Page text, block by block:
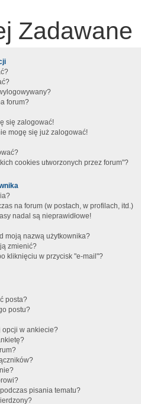
Zadawane
forum?
się zalogować!
mogę się już zalogować!
cookies utworzonych przez forum"?
na forum (w postach, w profilach, itd.)
nadal są nieprawidłowe!
moją nazwą użytkownika?
zmienić?
kliknięciu w przycisk "e-mail"?
posta?
postu?
opcji w ankiecie?
pisania tematu?